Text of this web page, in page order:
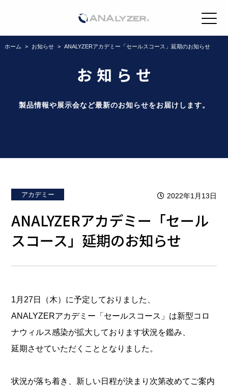
ホーム > お知らせ > ANALYZERアカデミー「セールスコース」延期のお知らせ
お知らせ
製品情報や展示会など最新のお知らせをお届けします。
アカデミー 2022年1月13日
ANALYZERアカデミー「セール
スコース」延期のお知らせ
1月27日（木）に予定しておりました、
ANALYZERアカデミー「セールスコース」は新型コロ
ナウィルス感染が拡大しております状況を鑑み、
延期させていただくこととなりました。
状況が落ち着き、新しい日程が決まり次第改めてご案内